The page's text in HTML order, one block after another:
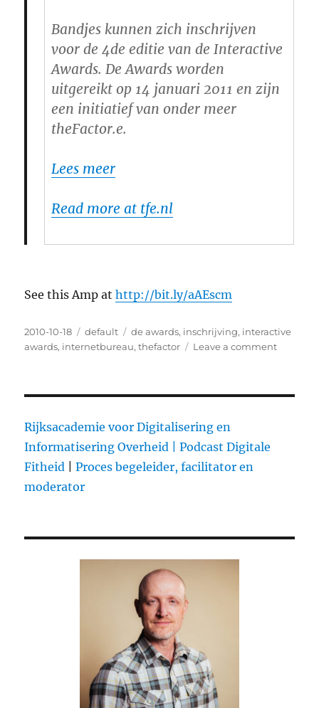
Bandjes kunnen zich inschrijven
voor de 4de editie van de Interactive
Awards. De Awards worden
uitgereikt op 14 januari 2011 en zijn
een initiatief van onder meer
theFactor.e.
Lees meer
Read more at tfe.nl
See this Amp athttp://bit.ly/aAEscm
Posted
on
2010-10-18 Categories
default Tags
de awards, inschrijving, interactive
awards, internetbureau,thefactor Leave a comment
Rijksacademie voor Digitalisering en
Informatisering Overheid |
Podcast Digitale
Fitheid |Proces begeleider, facilitator en
moderator